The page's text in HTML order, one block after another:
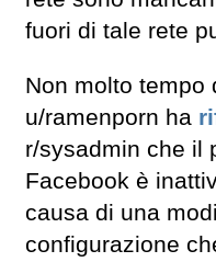
fuori di tale rete
Non molto tempo
u/ramenporn ha
r/sysadmin che il
Facebook è
causa di una
configurazione